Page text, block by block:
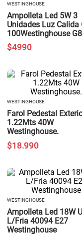
WESTINGHOUSE
Ampolleta Led 5W 3
Unidades Luz Calida
100Westinghouse G8
$4990
WESTINGHOUSE
Farol Pedestal
1.22Mts 40W
Westinghouse.
$18.990
WESTINGHOUSE
Ampolleta Led 18W
L/Fria 40094 E27
Westinghouse